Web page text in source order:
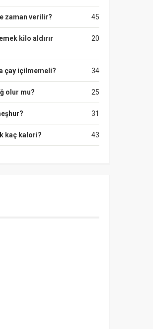
45
zaman verilir?
20
kilo aldırır
34
çay içilmemeli?
25
olur mu?
31
43
kaç kalori?